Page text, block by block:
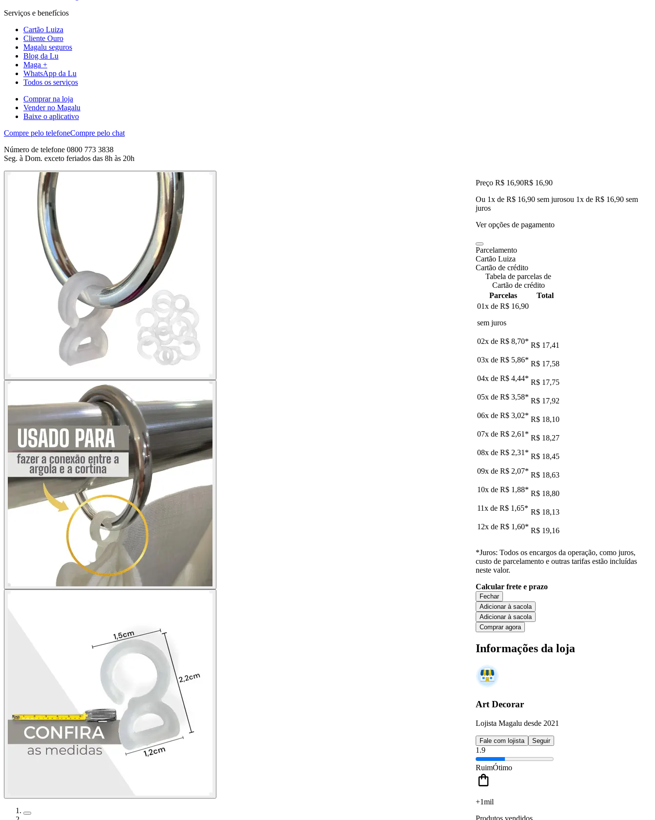
Serviços e benefícios
Cartão Luiza
Cliente Ouro
Magalu seguros
Blog da Lu
Maga +
WhatsApp da Lu
Todos os serviços
Comprar na loja
Vender no Magalu
Baixe o aplicativo
Compre pelo telefoneCompre pelo chat
Número de telefone 0800 773 3838
Seg. à Dom. exceto feriados das 8h às 20h
Preço R$ 16,90R$ 16,90
Ou 1x de R$ 16,90 sem jurosou 1x de R$ 16,90 sem
juros
Ver opções de pagamento
Parcelamento
Cartão Luiza
Cartão de crédito
Tabela de parcelas de
Cartão de crédito
Parcelas
Total
01x de R$ 16,90
sem juros
02x de R$ 8,70* R$ 17,41
03x de R$ 5,86* R$ 17,58
04x de R$ 4,44* R$ 17,75
05x de R$ 3,58* R$ 17,92
06x de R$ 3,02* R$ 18,10
07x de R$ 2,61 * R$ 18,27
08x de R$ 2,31 * R$ 18,45
09x de R$ 2,07* R$ 18,63
10x de R$ 1,88* R$ 18,80
11x de R$ 1,65* R$ 18,13
12x de R$ 1,60* R$ 19,16
*Juros: Todos os encargos da operação, como juros,
custo de parcelamento e outras tarifas estão incluídas
neste valor.
Calcular frete e prazo
Fechar
Adicionar à sacola
Adicionar à sacola
Comprar agora
Informações da loja
Art Decorar
Lojista Magalu desde 2021
Fale com lojista Seguir
1.9
RuimÓtimo
+1mil
Produtos vendidos